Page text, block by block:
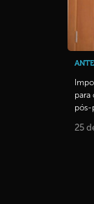
para
pós-
25